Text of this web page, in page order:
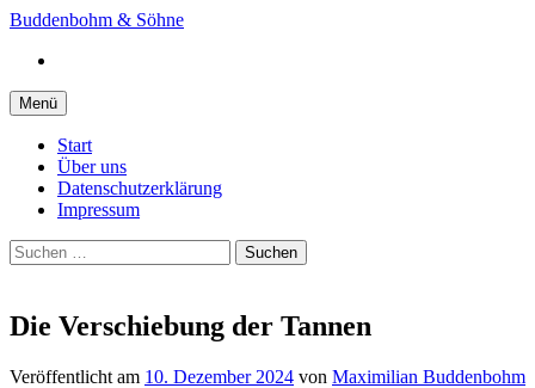
Springe
Inhalt
Buddenbohm & Söhne
Menü
Start
Über uns
Datenschutzerklärung
Impressum
Suchen
nach:
Die Verschiebung der Tannen
Veröffentlicht am 10. Dezember 2024 von Maximilian Buddenbohm